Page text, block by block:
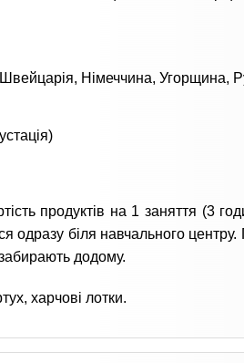
Швейцарія, Німеччина, Угорщина,
продуктів на 1 заняття (3
одразу біля навчального
забирають додому.
харчові лотки.